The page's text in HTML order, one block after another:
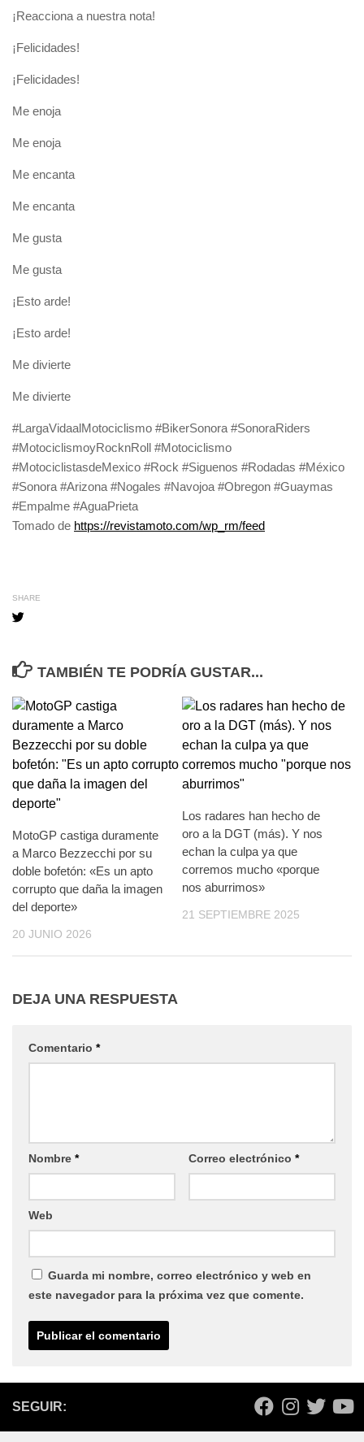
¡Reacciona a nuestra nota!
¡Felicidades!
¡Felicidades!
Me enoja
Me enoja
Me encanta
Me encanta
Me gusta
Me gusta
¡Esto arde!
¡Esto arde!
Me divierte
Me divierte
#LargaVidaalMotociclismo #BikerSonora #SonoraRiders
#MotociclismoyRocknRoll #Motociclismo
#MotociclistasdeMexico #Rock #Siguenos #Rodadas #México
#Sonora #Arizona #Nogales #Navojoa #Obregon #Guaymas
#Empalme #AguaPrieta
Tomado de https://revistamoto.com/wp_rm/feed
SHARE
TAMBIÉN TE PODRÍA GUSTAR...
MotoGP castiga duramente
a Marco Bezzecchi por su
doble bofetón: «Es un apto
corrupto que daña la imagen
del deporte»
20 JUNIO 2026
Los radares han hecho de
oro a la DGT (más). Y nos
echan la culpa ya que
corremos mucho «porque
nos aburrimos»
21 SEPTIEMBRE 2025
DEJA UNA RESPUESTA
Comentario *
Nombre * Correo electrónico *
Web
Guarda mi nombre, correo electrónico y web en
este navegador para la próxima vez que comente.
SEGUIR: